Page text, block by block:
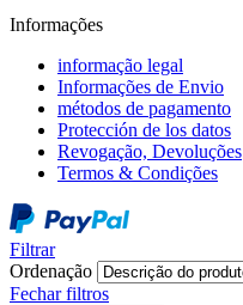
Informações
informação legal
Informações de Envio
métodos de pagamento
Protección de los datos
Revogação, Devoluções
Termos & Condições
Filtrar
Ordenação
Fechar filtros